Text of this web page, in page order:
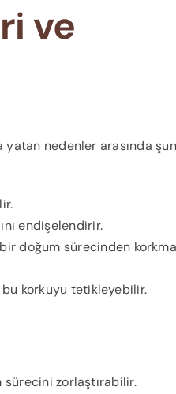
ve
yatan nedenler arasında
endişelendirir.
doğum sürecinden korkma
korkuyu tetikleyebilir.
zorlaştırabilir.